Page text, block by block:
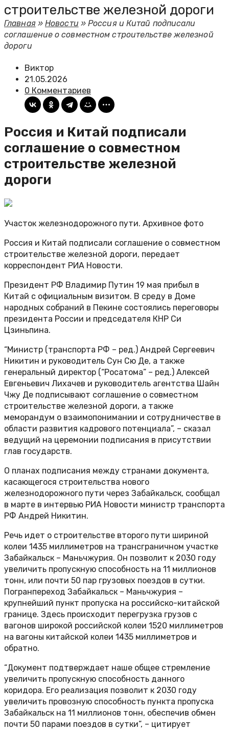
строительстве железной дороги
Главная»Новости »Россия и Китай подписали
соглашение о совместном строительстве железной
дороги
Виктор
21.05.2026
0 Комментариев
Россия и Китай подписали
соглашение о совместном
строительстве железной
дороги
Участок железнодорожного пути. Архивное фото
Россия и Китай подписали соглашение о совместном
строительстве железной дороги, передает
корреспондент РИА Новости.
Президент РФ Владимир Путин 19 мая прибыл в
Китай с официальным визитом. В среду в Доме
народных собраний в Пекине состоялись переговоры
президента России и председателя КНР Си
Цзиньпина.
“Министр (транспорта РФ – ред.) Андрей Сергеевич
Никитин и руководитель Сун Сю Де, а также
генеральный директор (“Росатома” – ред.) Алексей
Евгеньевич Лихачев и руководитель агентства Шайн
Чжу Де подписывают соглашение о совместном
строительстве железной дороги, а также
меморандум о взаимопонимании и сотрудничестве в
области развития кадрового потенциала”, – сказал
ведущий на церемонии подписания в присутствии
глав государств.
О планах подписания между странами документа,
касающегося строительства нового
железнодорожного пути через Забайкальск, сообщал
в марте в интервью РИА Новости министр транспорта
РФ Андрей Никитин.
Речь идет о строительстве второго пути шириной
колеи 1435 миллиметров на трансграничном участке
Забайкальск – Маньчжурия. Он позволит к 2030 году
увеличить пропускную способность на 11 миллионов
тонн, или почти 50 пар грузовых поездов в сутки.
Погранпереход Забайкальск – Маньчжурия –
крупнейший пункт пропуска на российско-китайской
границе. Здесь происходит перегрузка грузов с
вагонов широкой российской колеи 1520 миллиметров
на вагоны китайской колеи 1435 миллиметров и
обратно.
“Документ подтверждает наше общее стремление
увеличить пропускную способность данного
коридора. Его реализация позволит к 2030 году
увеличить провозную способность пункта пропуска
Забайкальск на 11 миллионов тонн, обеспечив обмен
почти 50 парами поездов в сутки”, – цитирует